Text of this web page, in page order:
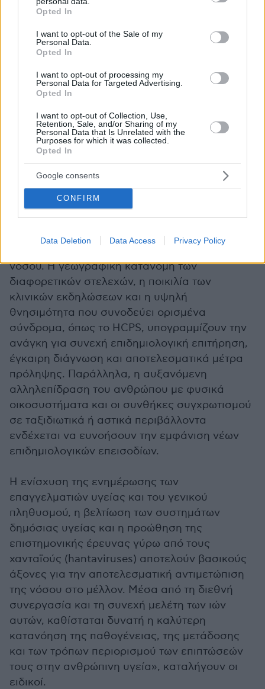
grant or deny consent to Google and its third-party tags to
use your data for below specified purposes in below Google
consent section.
Opted In
I want to opt-out of the Sale of my
Personal Data.
Opted In
I want to opt-out of processing my
Personal Data for Targeted Advertising.
Opted In
I want to opt-out of Collection, Use,
Retention, Sale, and/or Sharing of my
Personal Data that Is Unrelated with the
Purposes for which it was collected.
Opted In
Google consents
CONFIRM
Data Deletion Data Access Privacy Policy
Η διαδικασία αυτή περιλαμβάνει την
τοποθέτηση σωλήνα στην τραχεία μέσω του
στόματος, ώστε να διασφαλίζεται η επαρκής
παροχή οξυγόνου.
Ο αιμορραγικός πυρετός με νεφρικό σύνδρομο
(HFRS) μπορεί να επηρεάσει σημαντικά τη
νεφρική λειτουργία. Σε σοβαρές περιπτώσεις,
ενδέχεται να απαιτηθεί αιμοκάθαρση για την
απομάκρυνση άχρηστων και τοξικών προϊόντων
από την κυκλοφορία του αίματος, καθώς και
για τη ρύθμιση της ισορροπίας υγρών και
ηλεκτρολυτών του οργανισμού.
«Ο χανταϊός εξακολουθεί να αποτελεί
σημαντική απειλή για τη δημόσια υγεία σε
παγκόσμιο επίπεδο, παρά τη σχετικά χαμηλή
νόσου. Η γεωγραφική κατανομή των
διαφορετικών στελεχών, η ποικιλία των
κλινικών εκδηλώσεων και η υψηλή
θνησιμότητα που συνοδεύει ορισμένα
σύνδρομα, όπως το HCPS, υπογραμμίζουν την
ανάγκη για συνεχή επιδημιολογική επιτήρηση,
έγκαιρη διάγνωση και αποτελεσματικά μέτρα
πρόληψης. Παράλληλα, η αυξανόμενη
αλληλεπίδραση του ανθρώπου με φυσικά
οικοσυστήματα και οι συνθήκες συγχρωτισμού
σε ταξιδιωτικά ή αστικά περιβάλλοντα
ενδέχεται να ευνοήσουν την εμφάνιση νέων
επιδημιολογικών επεισοδίων.
Η ενίσχυση της ενημέρωσης των
επαγγελματιών υγείας και του γενικού
πληθυσμού, η βελτίωση των συστημάτων
δημόσιας υγείας και η προώθηση της
επιστημονικής έρευνας γύρω από τους
χανταϊούς (hantaviruses) αποτελούν βασικούς
άξονες για την αποτελεσματική αντιμετώπιση
της νόσου στο μέλλον. Μέσα από τη διεθνή
συνεργασία και τη συνεχή μελέτη των ιών
αυτών, καθίσταται δυνατή η καλύτερη
κατανόηση της παθογένειας, της μετάδοσης
και των τρόπων περιορισμού των επιπτώσεών
τους στην ανθρώπινη υγεία», καταλήγουν οι
ειδικοί.